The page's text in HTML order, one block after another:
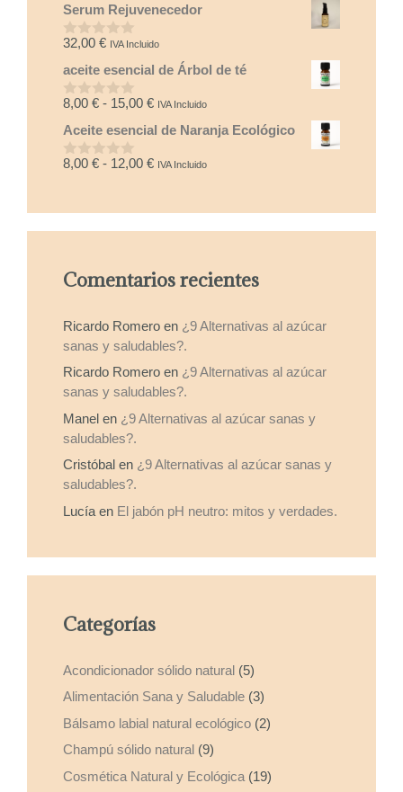
e
5
Serum Rejuvenecedor
0
e
5
32,00 € IVA Incluido
aceite esencial de Árbol de té
0
e
5
8,00 € - 15,00 €Rango
de
desde
IVA Incluido
Aceite esencial de Naranja Ecológico
0
8,00 € - 12,00 €Rango
12,00 €
IVA Incluido
Comentarios recientes
Ricardo Romero en ¿9 Alternativas al azúcar
sanas y saludables?.
Ricardo Romero en ¿9 Alternativas al azúcar
sanas y saludables?.
Manel en ¿9 Alternativas al azúcar sanas y
saludables?.
Cristóbal en ¿9 Alternativas al azúcar sanas y
saludables?.
Lucía en El jabón pH neutro: mitos y verdades.
Categorías
Acondicionador sólido natural (5)
Alimentación Sana y Saludable (3)
Bálsamo labial natural ecológico (2)
Champú sólido natural (9)
Cosmética Natural y Ecológica (19)